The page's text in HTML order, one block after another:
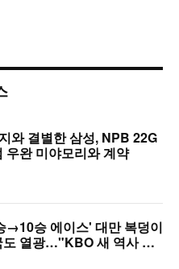
와 결별한 삼성, NPB 22G
우완 미야모리와 계약
→10승 에이스' 대만 복덩이
도 열광…"KBO 새 역사 썼